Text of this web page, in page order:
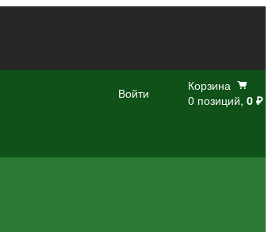
Войти
Корзина
0 позиций, 0 ₽